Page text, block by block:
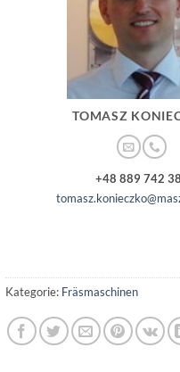
TOMASZ
+48 889 742
Kategorie: Fräsmaschinen